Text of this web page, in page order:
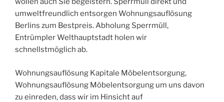
umweltfreundlich entsorgen Wohnungsauflösung
Berlins zum Bestpreis. Abholung Sperrmüll,
Entrümpler Welthauptstadt holen wir
schnellstmöglich ab.
Wohnungsauflösung Kapitale Möbelentsorgung,
Wohnungsauflösung Möbelentsorgung um uns davon
zu einreden, dass wir im Hinsicht auf